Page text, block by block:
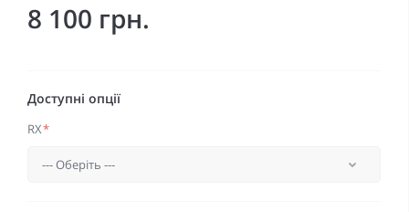
8 100 грн.
Доступні опції
RX*